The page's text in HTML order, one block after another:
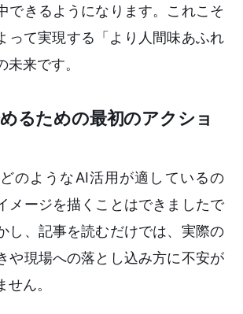
できるようになります。これこそ
って実現する「より人間味あふれ
未来です。
るための最初のアクショ
のようなAI活用が適しているの
メージを描くことはできましたで
し、記事を読むだけでは、実際の
や現場への落とし込み方に不安が
ん。